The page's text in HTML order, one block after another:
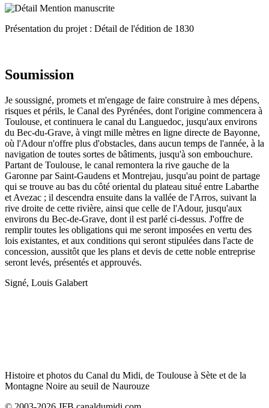
Présentation du projet : Détail de l'édition de 1830
Soumission
Je soussigné, promets et m'engage de faire construire à mes dépens,
risques et périls, le Canal des Pyrénées, dont l'origine commencera à
Toulouse, et continuera le canal du Languedoc, jusqu'aux environs
du Bec-du-Grave, à vingt mille mètres en ligne directe de Bayonne,
où l'Adour n'offre plus d'obstacles, dans aucun temps de l'année, à la
navigation de toutes sortes de bâtiments, jusqu'à son embouchure.
Partant de Toulouse, le canal remontera la rive gauche de la
Garonne par Saint-Gaudens et Montrejau, jusqu'au point de partage
qui se trouve au bas du côté oriental du plateau situé entre Labarthe
et Avezac ; il descendra ensuite dans la vallée de l'Arros, suivant la
rive droite de cette rivière, ainsi que celle de l'Adour, jusqu'aux
environs du Bec-de-Grave, dont il est parlé ci-dessus. J'offre de
remplir toutes les obligations qui me seront imposées en vertu des
lois existantes, et aux conditions qui seront stipulées dans l'acte de
concession, aussitôt que les plans et devis de cette noble entreprise
seront levés, présentés et approuvés.
Signé, Louis Galabert
Histoire et photos du Canal du Midi, de Toulouse à Sète et de la
Montagne Noire au seuil de Naurouze